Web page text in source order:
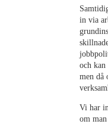
in via
och kan
men då
Vi har
om